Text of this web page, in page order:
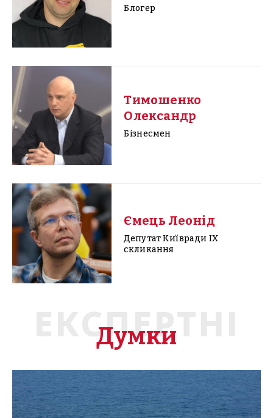
Блогер
Тимошенко
Олександр
Бізнесмен
Ємець Леонід
Депутат Київради IX
скликання
ЕКСПЕРТНІ
Думки